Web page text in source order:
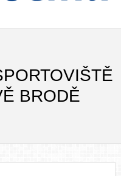
BRODĚ